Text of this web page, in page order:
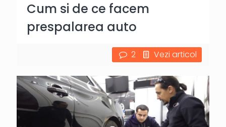
Cum si de ce facem
prespalarea auto
2 Vezi articol